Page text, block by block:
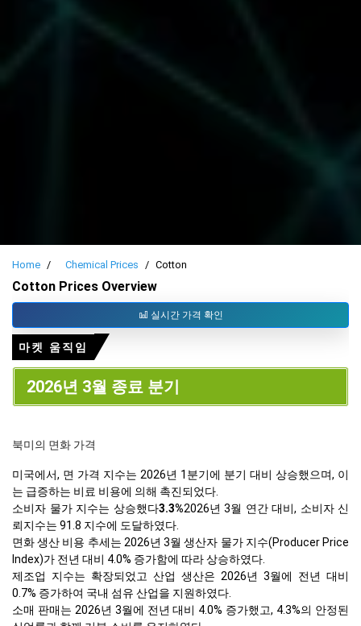
Home Chemical Prices Cotton
Cotton Prices Overview
실시간 가격 확인
마켓 움직임
2026년 3월 종료 분기
북미의 면화 가격
미국에서, 면 가격 지수는 2026년 1분기에 분기 대비 상승했으며, 이
는 급증하는 비료 비용에 의해 촉진되었다.
소비자 물가 지수는 상승했다3.3%2026년 3월 연간 대비, 소비자 신
뢰지수는 91.8 지수에 도달하였다.
면화 생산 비용 추세는 2026년 3월 생산자 물가 지수(Producer Price
Index)가 전년 대비 4.0% 증가함에 따라 상승하였다.
제조업 지수는 확장되었고 산업 생산은 2026년 3월에 전년 대비
0.7% 증가하여 국내 섬유 산업을 지원하였다.
소매 판매는 2026년 3월에 전년 대비 4.0% 증가했고, 4.3%의 안정된